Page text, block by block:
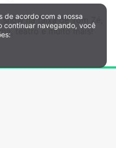
na faixa de Tom Zé,
teatro e muito mais!
de acordo com a nossa
continuar navegando, você